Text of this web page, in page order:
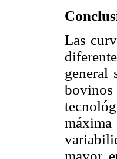
Las
general
máxima
mayor